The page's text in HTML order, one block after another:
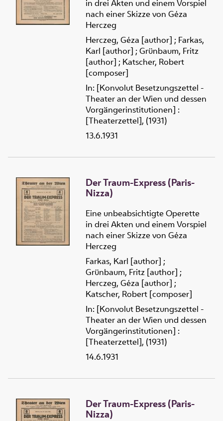
in drei Akten und einem Vorspiel
nach einer Skizze von Géza
Herczeg
Herczeg, Géza [author] ; Farkas,
Karl [author] ; Grünbaum, Fritz
[author] ; Katscher, Robert
[composer]
In: [Konvolut Besetzungszettel -
Theater an der Wien und dessen
Vorgängerinstitutionen] :
[Theaterzettel], (1931)
13.6.1931
Der Traum-Express (Paris-
Nizza)
Eine unbeabsichtigte Operette
in drei Akten und einem Vorspiel
nach einer Skizze von Géza
Herczeg
Farkas, Karl [author] ;
Grünbaum, Fritz [author] ;
Herczeg, Géza [author] ;
Katscher, Robert [composer]
In: [Konvolut Besetzungszettel -
Theater an der Wien und dessen
Vorgängerinstitutionen] :
[Theaterzettel], (1931)
14.6.1931
Der Traum-Express (Paris-
Nizza)